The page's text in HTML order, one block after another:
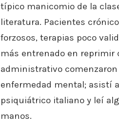
típico manicomio de la
literatura. Pacientes
forzosos, terapias poco
más entrenado en reprimir
administrativo
enfermedad mental; asistí
psiquiátrico italiano y leí
manos.